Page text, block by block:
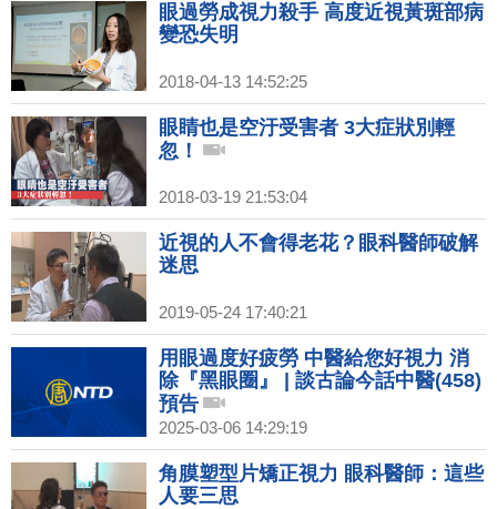
眼過勞成視力殺手 高度近視黃斑部病
變恐失明
2018-04-13 14:52:25
眼睛也是空汙受害者 3大症狀別輕
忽！
2018-03-19 21:53:04
近視的人不會得老花？眼科醫師破解
迷思
2019-05-24 17:40:21
用眼過度好疲勞 中醫給您好視力 消
除『黑眼圈』 | 談古論今話中醫(458)
預告
2025-03-06 14:29:19
角膜塑型片矯正視力 眼科醫師：這些
人要三思